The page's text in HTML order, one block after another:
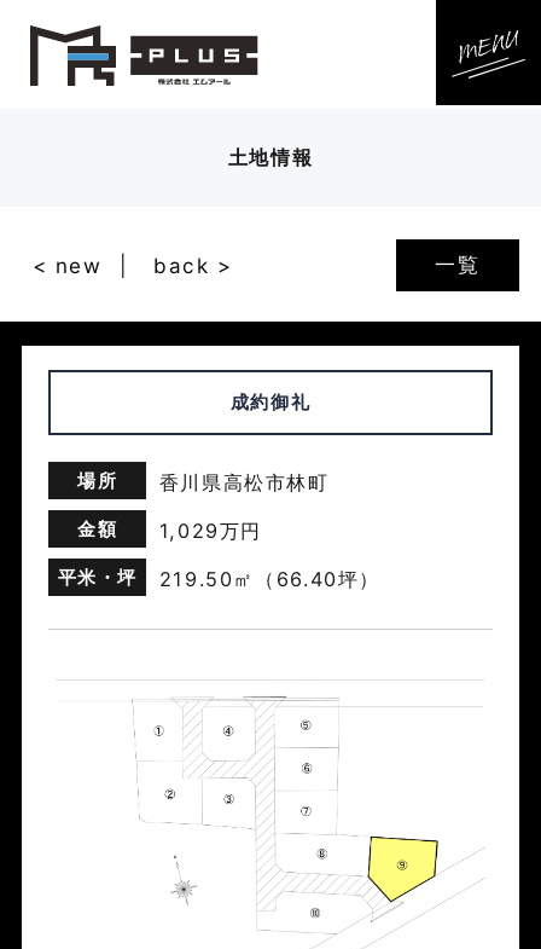
土地情報
一覧
< new back >
成約御礼
場所 香川県高松市林町
金額 1,029万円
平米・坪 219.50㎡（66.40坪）